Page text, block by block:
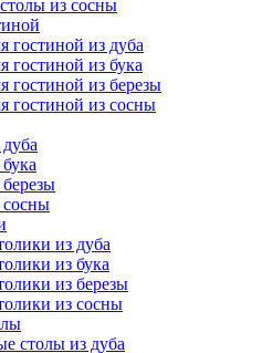
из сосны
гостиной из дуба
гостиной из бука
гостиной из березы
гостиной из сосны
березы
сосны
из дуба
из бука
из березы
из сосны
столы из дуба